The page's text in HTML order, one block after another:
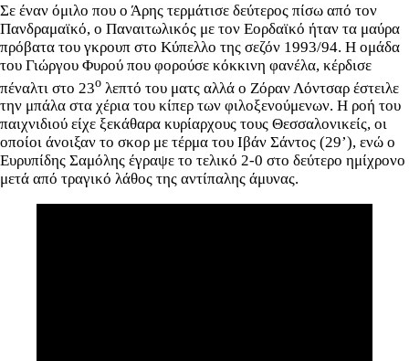
Σε έναν όμιλο που ο Άρης τερμάτισε δεύτερος πίσω από τον
Πανδραμαϊκό, ο Παναιτωλικός με τον Εορδαϊκό ήταν τα μαύρα
πρόβατα του γκρουπ στο Κύπελλο της σεζόν 1993/94. Η ομάδα
του Γιώργου Φυρού που φορούσε κόκκινη φανέλα, κέρδισε
πέναλτι στο 23ο λεπτό του ματς αλλά ο Ζόραν Λόντσαρ έστειλε
την μπάλα στα χέρια του κίπερ των φιλοξενούμενων. Η ροή του
παιχνιδιού είχε ξεκάθαρα κυρίαρχους τους Θεσσαλονικείς, οι
οποίοι άνοιξαν το σκορ με τέρμα του Ιβάν Σάντος (29’), ενώ ο
Ευρυπίδης Σαμόλης έγραψε το τελικό 2-0 στο δεύτερο ημίχρονο
μετά από τραγικό λάθος της αντίπαλης άμυνας.